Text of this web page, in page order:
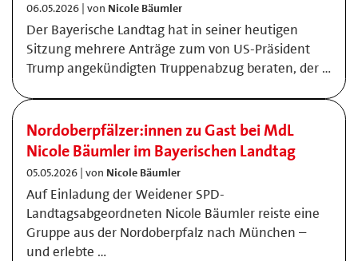
06.05.2026 | von Nicole Bäumler
Der Bayerische Landtag hat in seiner heutigen
Sitzung mehrere Anträge zum von US-Präsident
Trump angekündigten Truppenabzug beraten, der …
Nordoberpfälzer:innen zu Gast bei MdL
Nicole Bäumler im Bayerischen Landtag
05.05.2026 | von Nicole Bäumler
Auf Einladung der Weidener SPD-
Landtagsabgeordneten Nicole Bäumler reiste eine
Gruppe aus der Nordoberpfalz nach München –
und erlebte …